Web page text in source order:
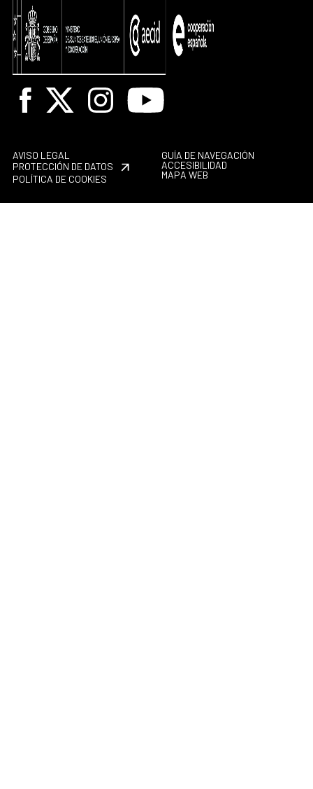
Facebook
X InstagramYoutube
AVISO LEGAL
PROTECCIÓN DE DATOS
POLÍTICA DE COOKIES
GUÍA DE NAVEGACIÓN
ACCESIBILIDAD
MAPA WEB